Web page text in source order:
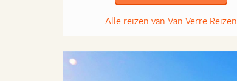
Alle reizen van Van Verre Reizen